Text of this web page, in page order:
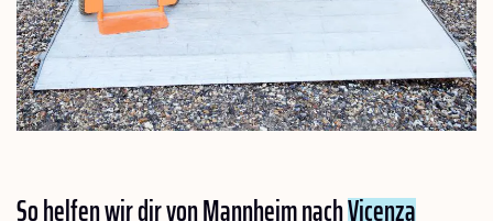
So helfen wir dir von Mannheim nachVicenza